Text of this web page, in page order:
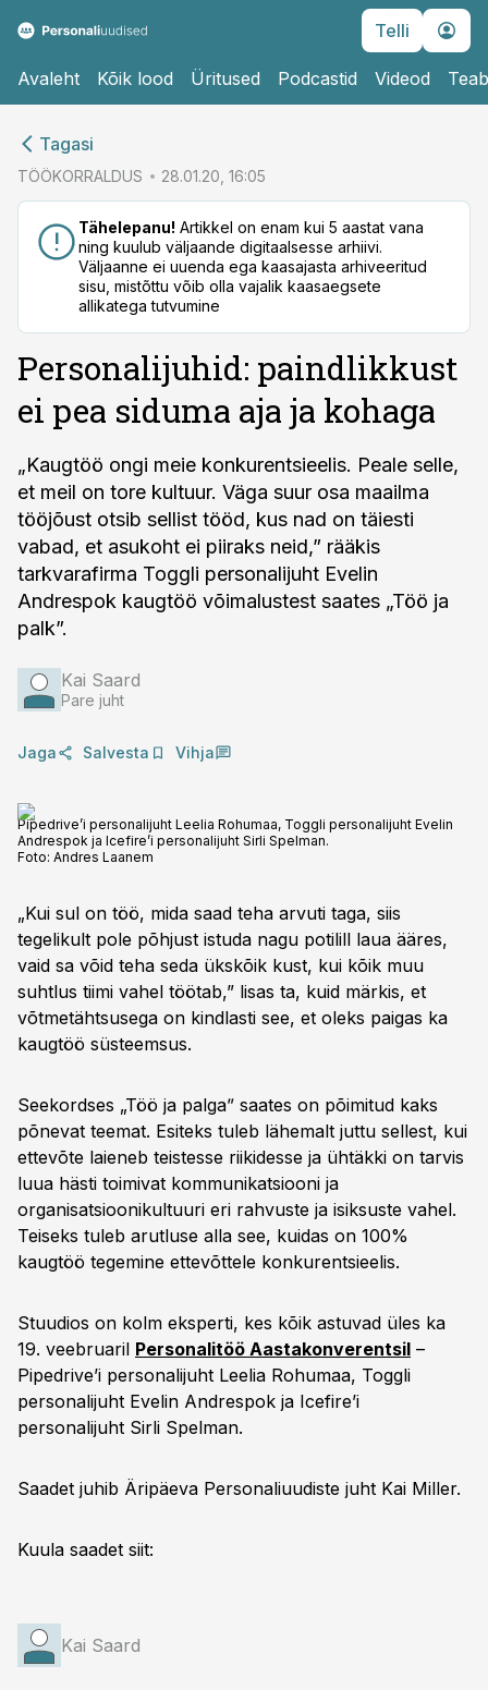
Telli
Avaleht Kõik lood Üritused Podcastid Videod
Tagasi
TÖÖKORRALDUS 28.01.20, 16:05
Tähelepanu! Artikkel on enam kui 5 aastat vana
ning kuulub väljaande digitaalsesse arhiivi.
Väljaanne ei uuenda ega kaasajasta arhiveeritud
sisu, mistõttu võib olla vajalik kaasaegsete
allikatega tutvumine
Personalijuhid: paindlikkust
ei pea siduma aja ja kohaga
„Kaugtöö ongi meie konkurentsieelis. Peale selle,
et meil on tore kultuur. Väga suur osa maailma
tööjõust otsib sellist tööd, kus nad on täiesti
vabad, et asukoht ei piiraks neid,” rääkis
tarkvarafirma Toggli personalijuht Evelin
Andrespok kaugtöö võimalustest saates „Töö ja
palk”.
Kai Saard
Pare juht
Jaga Salvesta Vihja
Pipedrive’i personalijuht Leelia Rohumaa, Toggli personalijuht Evelin
Andrespok ja Icefire’i personalijuht Sirli Spelman.
Foto: Andres Laanem
„Kui sul on töö, mida saad teha arvuti taga, siis
tegelikult pole põhjust istuda nagu potilill laua ääres,
vaid sa võid teha seda ükskõik kust, kui kõik muu
suhtlus tiimi vahel töötab,” lisas ta, kuid märkis, et
võtmetähtsusega on kindlasti see, et oleks paigas ka
kaugtöö süsteemsus.
Seekordses „Töö ja palgaˮ saates on põimitud kaks
põnevat teemat. Esiteks tuleb lähemalt juttu sellest, kui
ettevõte laieneb teistesse riikidesse ja ühtäkki on tarvis
luua hästi toimivat kommunikatsiooni ja
organisatsioonikultuuri eri rahvuste ja isiksuste vahel.
Teiseks tuleb arutluse alla see, kuidas on 100%
kaugtöö tegemine ettevõttele konkurentsieelis.
Stuudios on kolm eksperti, kes kõik astuvad üles ka
19. veebruaril Personalitöö Aastakonverentsil –
Pipedrive’i personalijuht Leelia Rohumaa, Toggli
personalijuht Evelin Andrespok ja Icefire’i
personalijuht Sirli Spelman.
Saadet juhib Äripäeva Personaliuudiste juht Kai Miller.
Kuula saadet siit:
Kai Saard